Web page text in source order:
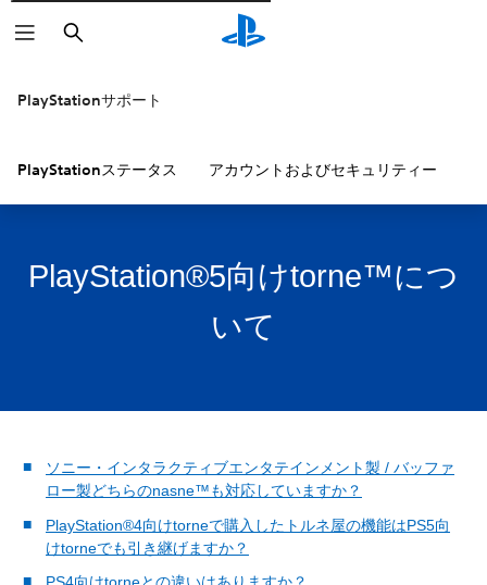
検
索
PlayStationサポート
PlayStationステータス アカウントおよびセキュリティー
PlayStation®5向けtorne™につ
いて
ソニー・インタラクティブエンタテインメント製 / バッファ
ロー製どちらのnasne™も対応していますか？
PlayStation®4向けtorneで購入したトルネ屋の機能はPS5向
けtorneでも引き継げますか？